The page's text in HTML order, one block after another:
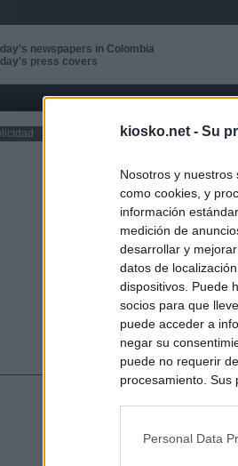
kiosko.net - Su
Nosotros y
como cookies, y
información
medición de
desarrollar y
datos de
dispositivos. Puede
socios para que
puede acceder a
negar su
puede no requerir
procesamiento. Sus
Personal Data
newspapers in Colombia
press covers